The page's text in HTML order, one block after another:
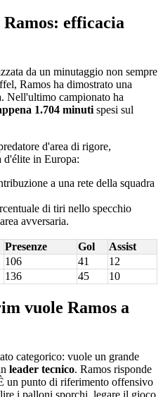
efficacia
da un minutaggio non sempre
Ramos ha dimostrato una
Nell'ultimo campionato ha
1.704 minuti spesi sul
d'area di rigore,
d'élite in Europa:
a una rete della squadra
di tiri nello specchio
avversaria.
Presenze Gol
Assist
106 41
12
136 45 10
vuole Ramos a
categorico: vuole un grande
leader tecnico. Ramos risponde
un punto di riferimento offensivo
i palloni sporchi, legare il gioco